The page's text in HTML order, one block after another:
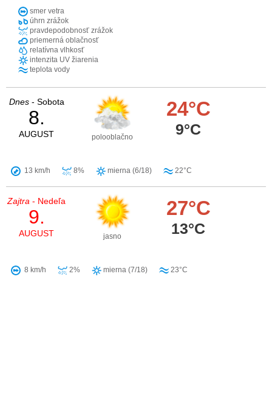
smer vetra
úhrn zrážok
pravdepodobnosť zrážok
priemerná oblačnosť
relatívna vlhkosť
intenzita UV žiarenia
teplota vody
Dnes- Sobota
8.
AUGUST polooblačno
24°C
9°C
13 km/h 8% mierna (6/18) 22°C
Zajtra - Nedeľa
9.
AUGUST jasno
27°C
13°C
8 km/h 2% mierna (7/18) 23°C